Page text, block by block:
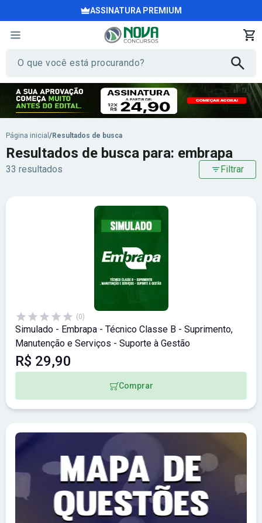
ASSINATURA PREMIUM
Página inicial /Resultados de busca
Resultados de busca para: embrapa
33 resultados Filtrar
(0)
Simulado - Embrapa - Técnico Classe B - Suprimento,
Manutenção e Serviços - Suporte à Gestão
R$ 29,90
Comprar